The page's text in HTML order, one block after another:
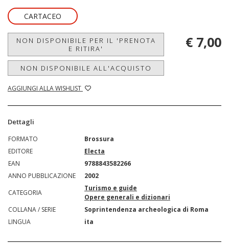
CARTACEO
NON DISPONIBILE PER IL 'PRENOTA
E RITIRA'
NON DISPONIBILE ALL'ACQUISTO
AGGIUNGI ALLA WISHLIST
€ 7,00
Dettagli
FORMATO
Brossura
EDITORE
Electa
EAN
9788843582266
ANNO PUBBLICAZIONE
2002
CATEGORIA
Turismo e guide
Opere generali e dizionari
COLLANA / SERIE
Soprintendenza archeologica di Roma
LINGUA
ita